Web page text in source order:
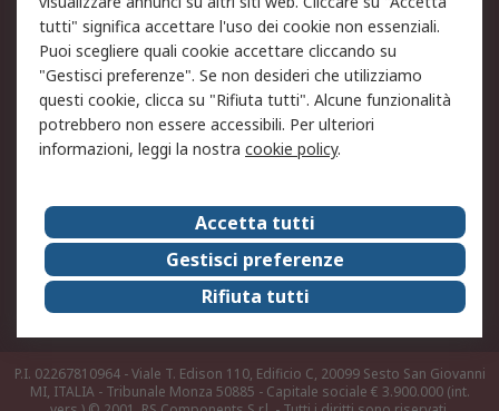
Email Security
Termini d'uso
Condizioni di vendita
Condizioni generali di
servizio
Etica e responsabilità
Chi Siamo
Chi Siamo
Contattaci
Supporto
ESG
Carriere
RS Group
Press Centre
Discovery: il Blog di RS
P.I. 02267810964 - Viale T. Edison 110, Edificio C, 20099 Sesto San Giovanni
MI, ITALIA - Tribunale Monza 50885 - Capitale sociale € 3.900.000 (int.
tutti" significa accettare l'uso dei cookie non essenziali.
Puoi scegliere quali cookie accettare cliccando su
"Gestisci preferenze". Se non desideri che utilizziamo
questi cookie, clicca su "Rifiuta tutti". Alcune funzionalità
potrebbero non essere accessibili. Per ulteriori
informazioni, leggi la nostra cookie policy.
Accetta tutti
Gestisci preferenze
Rifiuta tutti